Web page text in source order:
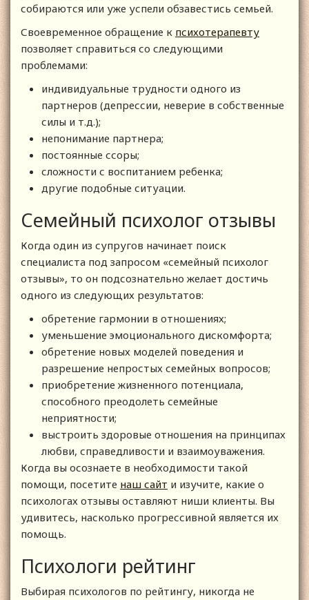
собираются или уже успели обзавестись семьей.
Своевременное обращение к психотерапевту
позволяет справиться со следующими
проблемами:
индивидуальные трудности одного из
партнеров (депрессии, неверие в собственные
силы и т.д.);
непонимание партнера;
постоянные ссоры;
сложности с воспитанием ребенка;
другие подобные ситуации.
Семейный психолог отзывы
Когда один из супругов начинает поиск
специалиста под запросом «семейный психолог
отзывы», то он подсознательно желает достичь
одного из следующих результатов:
обретение гармонии в отношениях;
уменьшение эмоционального дискомфорта;
обретение новых моделей поведения и
разрешение непростых семейных вопросов;
приобретение жизненного потенциала,
способного преодолеть семейные
неприятности;
выстроить здоровые отношения на принципах
любви, справедливости и взаимоуважения.
Когда вы осознаете в необходимости такой
помощи, посетите наш сайт и изучите, какие о
психологах отзывы оставляют ниши клиенты. Вы
удивитесь, насколько прогрессивной является их
помощь.
Психологи рейтинг
Выбирая психологов по рейтингу, никогда не